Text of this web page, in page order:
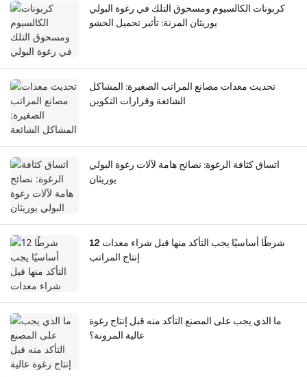
كربونات الكالسيوم ومسحوق التلك في رغوة البولي
يوريثان المرنة: تأثير تحميل الحشو
تحديث معدات مصانع المراتب الصغيرة: المشاكل
الشائعة وقرارات التكوين
اتساق كثافة الرغوة: نصائح هامة لآلات رغوة البولي
يوريثان
12 شرطًا أساسيًا يجب التأكد منها قبل شراء معدات
إنتاج المراتب
ما الذي يجب على المصنع التأكد منه قبل إنتاج رغوة
عالية المرونة؟